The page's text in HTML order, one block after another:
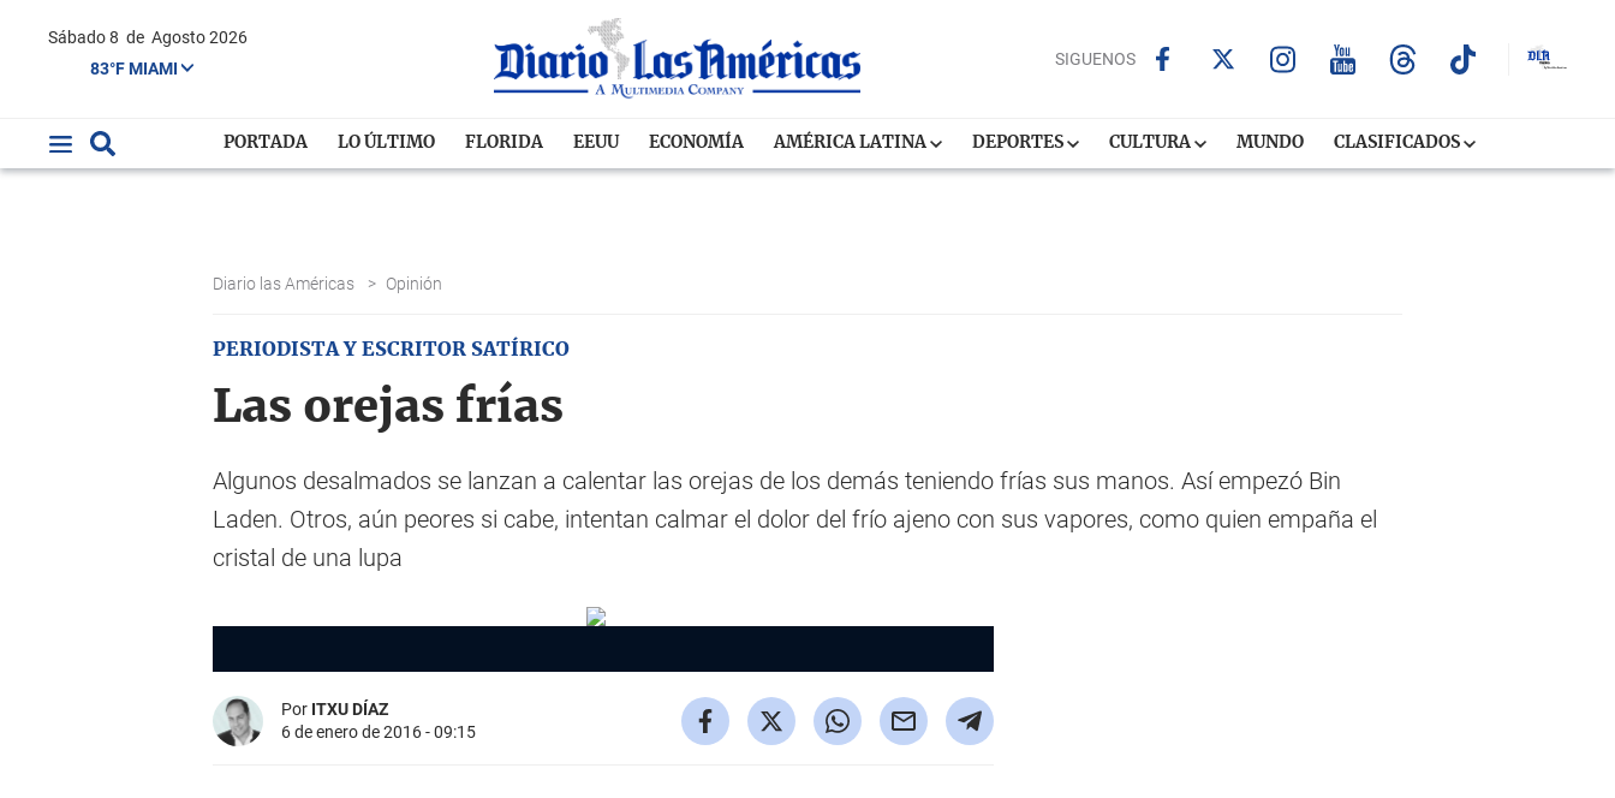
Sábado 8 de Agosto 2026
83°F MIAMI
SIGUENOS
PORTADA LO ÚLTIMO FLORIDA EEUU ECONOMÍA AMÉRICA LATINA DEPORTES CULTURA MUNDO CLASIFICADOS
Diario las Américas > Opinión
PERIODISTA Y ESCRITOR SATÍRICO
Las orejas frías
Algunos desalmados se lanzan a calentar las orejas de los demás teniendo frías sus manos. Así empezó Bin
Laden. Otros, aún peores si cabe, intentan calmar el dolor del frío ajeno con sus vapores, como quien empaña el
cristal de una lupa
Por ITXU DÍAZ
6 de enero de 2016 - 09:15